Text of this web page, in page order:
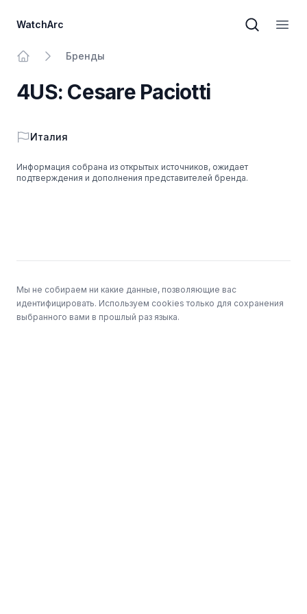
WatchArc
Поиск
Бренды
4US: Cesare Paciotti
Страна
Италия
Информация собрана из открытых источников, ожидает
подтверждения и дополнения представителей бренда.
Мы не собираем ни какие данные, позволяющие вас
идентифицировать. Используем cookies только для сохранения
выбранного вами в прошлый раз языка.